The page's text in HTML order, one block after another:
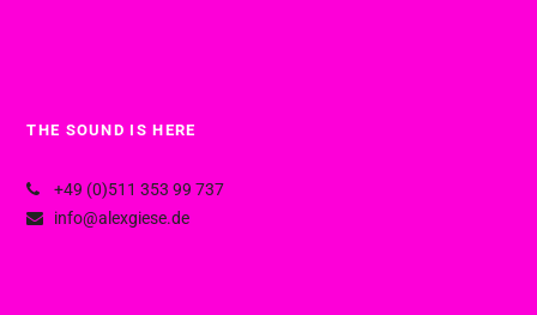
THE SOUND IS HERE
+49 (0)511 353 99 737
info@alexgiese.de